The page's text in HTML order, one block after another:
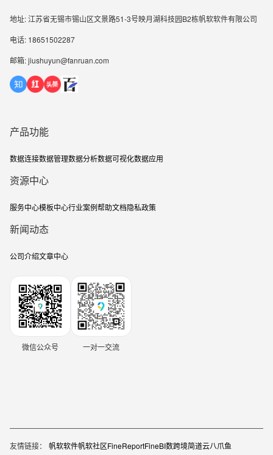
地址: 江苏省无锡市锡山区文景路51-3号映月湖科技园B2栋帆软软件有限公司
电话: 18651502287
邮箱: jiushuyun@fanruan.com
产品功能
数据连接数据管理数据分析数据可视化数据应用
资源中心
服务中心模板中心行业案例帮助文档隐私政策
新闻动态
公司介绍文章中心
微信公众号 一对一交流
友情链接： 帆软软件帆软社区FineReportFineBI数跨境简道云八爪鱼